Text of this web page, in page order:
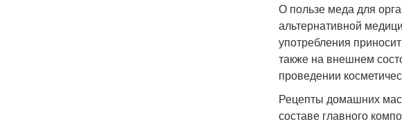
О пользе меда для
альтернативной
употребления
также на внешнем
проведении
Рецепты домашних
составе главного